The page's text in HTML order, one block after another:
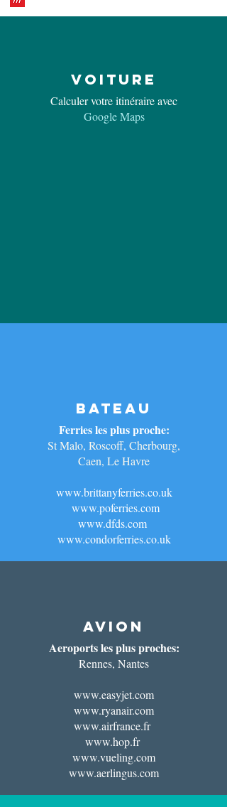
VOITURE
Calculer votre itinéraire avec
Google Maps
BATEAU
Ferries les plus proche:
St Malo, Roscoff, Cherbourg,
Caen, Le Havre
www.brittanyferries.co.uk
www.poferries.com
www.dfds.com
www.condorferries.co.uk
AVION
Aeroports les plus proches:
Rennes, Nantes
www.easyjet.com
www.ryanair.com
www.airfrance.fr
www.hop.fr
www.vueling.com
www.aerlingus.com